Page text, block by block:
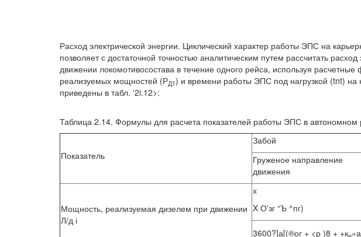
Расход электрической энергии. Циклический характер работы ЭПС на
позволяет с достаточной точностью аналитическим путем рассчитать
движении локомотивосостава в течение одного рейса, используя
реализуемых мощностей (РД1) и времени работы ЭПС под нагрузкой (tnt) на
приведены в табл. '2i.12>:
Таблица 2.14. Формулы для расчета показателей работы ЭПС в
Показатель
Забой
Груженое направление
движения
Мощность, реализуемая дизелем при движении
Л/д і
х
X О'зг “Ъ ^пг)
3600?]а[(®ог + <р )8 + +к